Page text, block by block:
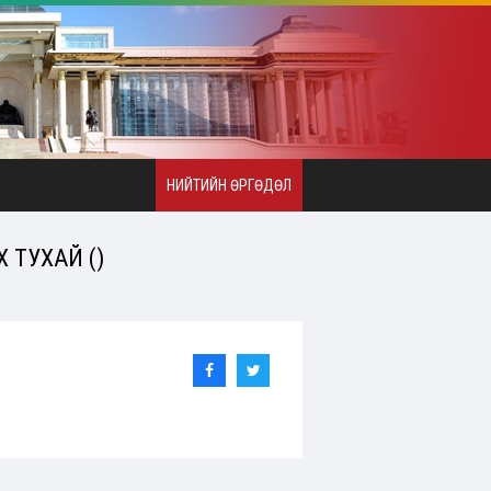
НИЙТИЙН ӨРГӨДӨЛ
ТУХАЙ ()